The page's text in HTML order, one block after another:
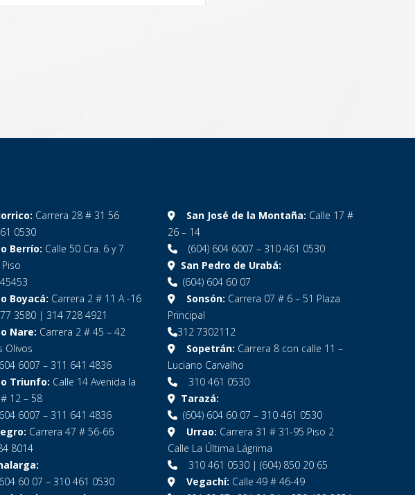
Carrera 28 # 31 56
0530
Berrío: Calle 50 Cra. 6 y 7
Boyacá: Carrera 2 # 11 A -16
3580 | 314 728 4921
Nare: Carrera 2 # 45 – 42
Olivos
6007 – 311 641 4836
Triunfo: Calle 14 Avenida la
12 – 58
6007 – 311 641 4836
Carrera 47 # 56-66
8014
60 07 – 310 461 0530
San José de la Montaña: Calle 17 #
26 – 14
(604) 604 6007 – 310 461 0530
San Pedro de Urabá:
(604) 604 60 07
Sonsón: Carrera 07 # 6 – 51 Plaza
Principal
312 7302112
Sopetrán: Carrera 8 con calle 11 –
Luciano Carvalho
310 461 0530
Tarazá:
(604) 604 60 07 – 310 461 0530
Urrao: Carrera 31 # 31-95 Piso 2
Calle La Última Lágrima
310 461 0530 | (604) 850 20 65
Vegachí: Calle 49 # 46-49